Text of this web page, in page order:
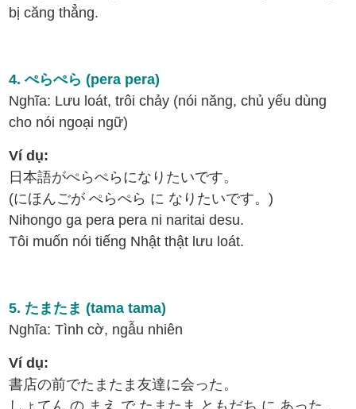
bị căng thẳng.
4. ぺらぺら (pera pera)
Nghĩa: Lưu loát, trôi chảy (nói năng, chủ yếu dùng
cho nói ngoại ngữ)
Ví dụ:
日本語がぺらぺらになりたいです。
(にほんごが ぺらぺら に なりたいです。)
Nihongo ga pera pera ni naritai desu.
Tôi muốn nói tiếng Nhật thật lưu loát.
5. たまたま (tama tama)
Nghĩa: Tình cờ, ngẫu nhiên
Ví dụ:
書店の前でたまたま友達に会った。
しょてん の まえ で たまたま ともだち に あった。